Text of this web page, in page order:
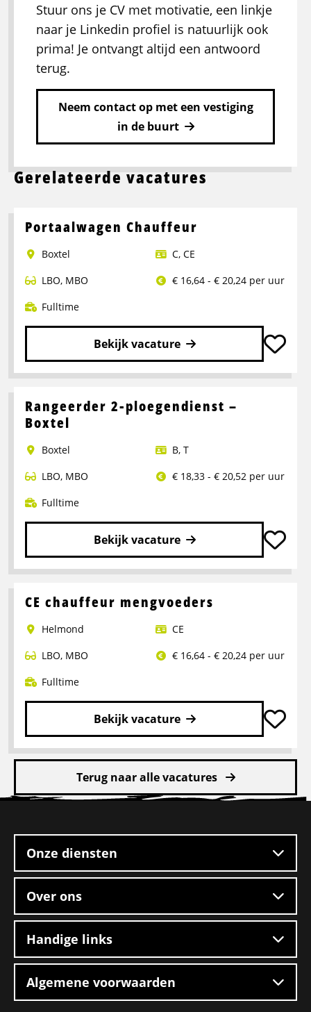
Stuur ons je CV met motivatie, een linkje
naar je Linkedin profiel is natuurlijk ook
prima! Je ontvangt altijd een antwoord
terug.
Neem contact op met een vestiging
in de buurt
Gerelateerde vacatures
Portaalwagen Chauffeur
Boxtel C, CE
LBO, MBO
€ 16,64 - € 20,24 per uur
Fulltime
Bekijk vacature
Lees
over
Portaalwagen
Rangeerder 2-ploegendienst –
Boxtel
Boxtel B, T
LBO, MBO
€ 18,33 - € 20,52 per uur
Fulltime
Bekijk vacature
Lees
over
2-
ploegendienst
Boxtel
CE chauffeur mengvoeders
Helmond
CE
LBO, MBO
€ 16,64 - € 20,24 per uur
Fulltime
Bekijk vacature
Lees
meer
CE
Terug naar alle vacatures
footer
Onze diensten
Over ons
Handige links
Algemene voorwaarden